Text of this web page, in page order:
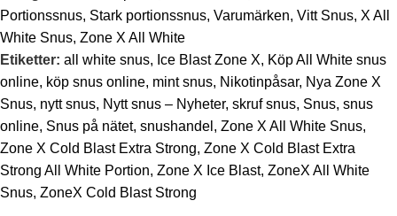
Portionssnus, Stark portionssnus, Varumärken, Vitt Snus, X All
White Snus, Zone X All White
Etiketter: all white snus, Ice Blast Zone X, Köp All White snus
online, köp snus online, mint snus, Nikotinpåsar, Nya Zone X
Snus, nytt snus, Nytt snus – Nyheter, skruf snus, Snus, snus
online, Snus på nätet, snushandel , Zone X All White Snus,
Zone X Cold Blast Extra Strong, Zone X Cold Blast Extra
Strong All White Portion, Zone X Ice Blast, ZoneX All White
Snus, ZoneX Cold Blast Strong